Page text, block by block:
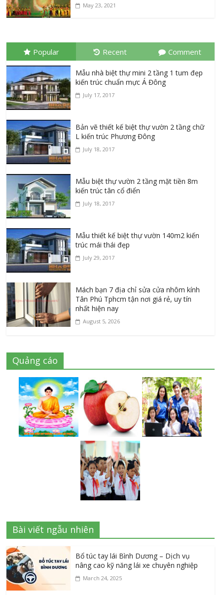
May 23, 2021
Popular Recent Comment
Mẫu nhà biệt thự mini 2 tầng 1 tum đẹp
kiến trúc chuẩn mực Á Đông
July 17, 2017
Bản vẽ thiết kế biệt thự vườn 2 tầng chữ
L kiến trúc Phương Đông
July 18, 2017
Mẫu biệt thự vườn 2 tầng mặt tiền 8m
kiến trúc tân cổ điển
July 18, 2017
Mẫu thiết kế biệt thự vườn 140m2 kiến
trúc mái thái đẹp
July 29, 2017
Mách bạn 7 địa chỉ sửa cửa nhôm kính
Tân Phú Tphcm tận nơi giá rẻ, uy tín
nhất hiện nay
August 5, 2026
Quảng cáo
Bài viết ngẫu nhiên
Bổ túc tay lái Bình Dương – Dịch vụ
nâng cao kỹ năng lái xe chuyên nghiệp
March 24, 2025